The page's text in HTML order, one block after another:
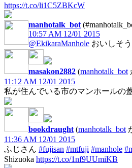
https://t.co/li1C5ZBKcW
manhotalk_bot
10:57 AM 12/01 2015
@EkikaraManhole おいしそう
masakon2882 (manhotalk_bot
11:12 AM 12/01 2015
私が住んでいる市のマンホールの
bookdraught (manhotalk_bot
11:36 AM 12/01 2015
ふじさん #fujisan #mtfuji #manhole
Shizuoka https://t.co/1nf9UUmiKB